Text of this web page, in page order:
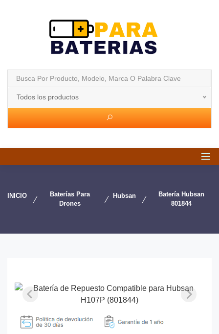
Todos los productos
INICIO
Baterías Para
Drones
Hubsan
Batería Hubsan
801844